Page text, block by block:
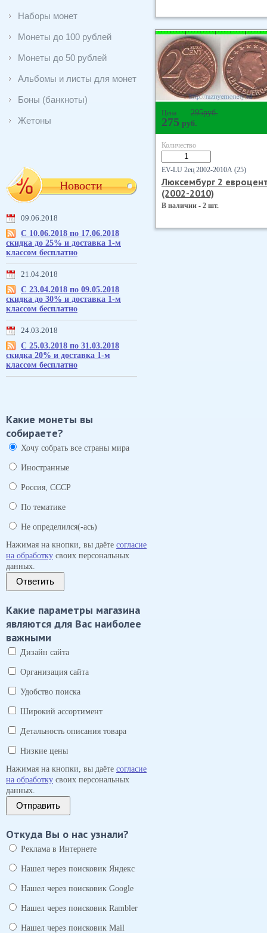
Наборы монет
Монеты до 100 рублей
Монеты до 50 рублей
Альбомы и листы для монет
Боны (банкноты)
Жетоны
Новости
09.06.2018
С 10.06.2018 по 17.06.2018
скидка до 25% и доставка 1-м
классом бесплатно
21.04.2018
С 23.04.2018 по 09.05.2018
скидка до 30% и доставка 1-м
классом бесплатно
24.03.2018
С 25.03.2018 по 31.03.2018
скидка 20% и доставка 1-м
классом бесплатно
Какие монеты вы
собираете?
Хочу собрать все страны мира
Иностранные
Россия, СССР
По тематике
Не определился(-ась)
Нажимая на кнопки, вы даёте согласие
на обработку своих персональных
данных.
Ответить
Какие параметры магазина
являются для Вас наиболее
важными
Дизайн сайта
Организация сайта
Удобство поиска
Широкий ассортимент
Детальность описания товара
Низкие цены
Нажимая на кнопки, вы даёте согласие
на обработку своих персональных
данных.
Отправить
Откуда Вы о нас узнали?
Реклама в Интернете
Нашел через поисковик Яндекс
Нашел через поисковик Google
Нашел через поисковик Rambler
Нашел через поисковик Mail
Цена 295руб.
275 руб.
Количество
EV-LU 2ец 2002-2010А (25)
Люксембург 2
(2002-2010)
В наличии - 2 шт.